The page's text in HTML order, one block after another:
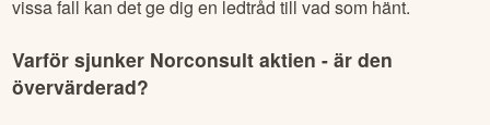
vissa fall kan det ge dig en ledtråd till vad som hänt.
Varför sjunker Norconsult aktien - är den
övervärderad?